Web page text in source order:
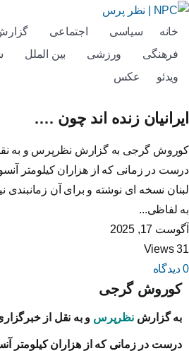
خانه سیاسی اجتماعی
فرهنگی
ورزشی بین الملل
ویدئو
عکس
ایرانیان زنده اند چون ….
کوروش گرجی به گزارش نظرپرس و به
درست در زمانی که از هزاران کیلومتر
لبنان نسخه ای نوشته و برای آن زمانبندی
به لفاظی...
آگوست 17, 2025
31 Views
0 دیدگاه
کوروش گرجی
به گزارشنظرپرس و به نقل از
درست در زمانی که از هزاران کیلومتر